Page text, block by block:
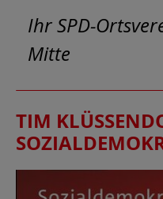
Ihr SPD-
Mitte
TIM